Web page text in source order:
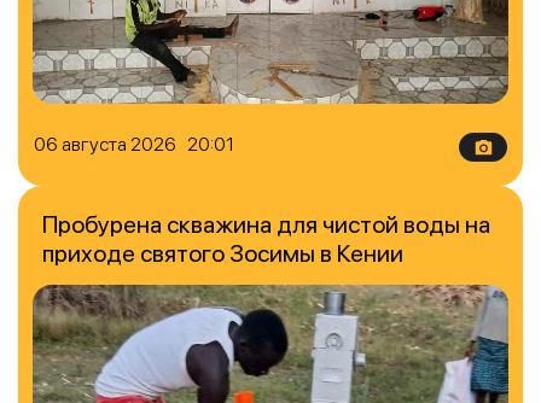
06 августа 2026 20:01
Пробурена скважина для чистой воды на
приходе святого Зосимы в Кении